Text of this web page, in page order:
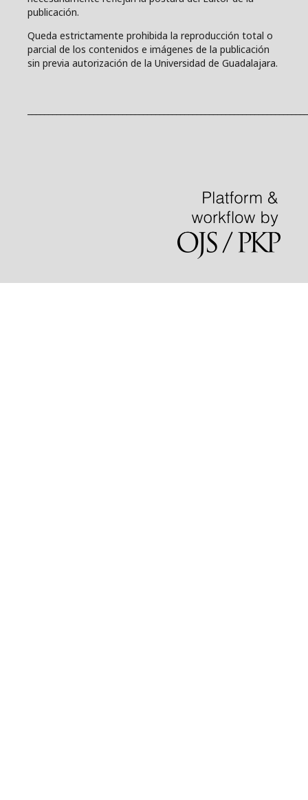
publicación.
Queda estrictamente prohibida la reproducción total o
parcial de los contenidos e imágenes de la publicación
sin previa autorización de la Universidad de Guadalajara.